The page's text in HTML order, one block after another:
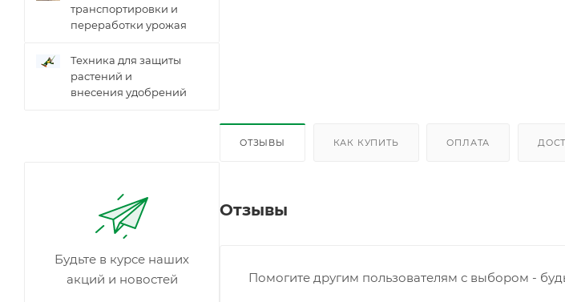
ОТЗЫВЫ КАК КУПИТЬ ОПЛАТА
Отзывы
Помогите другим пользователям с выбором -
транспортировки и
переработки урожая
Техника для защиты
растений и
внесения удобрений
Будьте в курсе наших
акций и новостей